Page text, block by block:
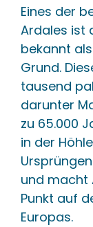
Eines der
Ardales ist
bekannt
Grund.
tausend
darunter
zu 65.000
in der
und macht
Punkt auf
Europas.